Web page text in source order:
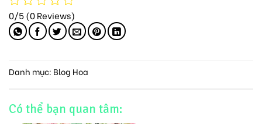
0/5(0 Reviews)
Danh mục: Blog Hoa
Có thể bạn quan tâm: